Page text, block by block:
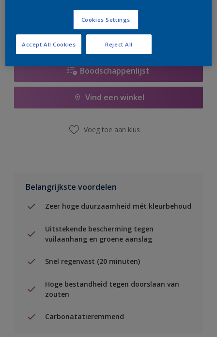
er hard aan om de voorraad aan te vullen.
Boodschappenlijst
Vind een winkel
Voeg toe aan klus
Belangrijkste voordelen
Zeer hoge duurzaamheid mét kleurbehoud
Uitstekende bescherming tegen
vuilaanhang en groene aanslag
Snel regenvast (20 minuten)
Hoge bestandheid tegen doorslaan van
zouten
Carbonatatieremmend
Cookies Settings
Reject All
Accept All Cookies